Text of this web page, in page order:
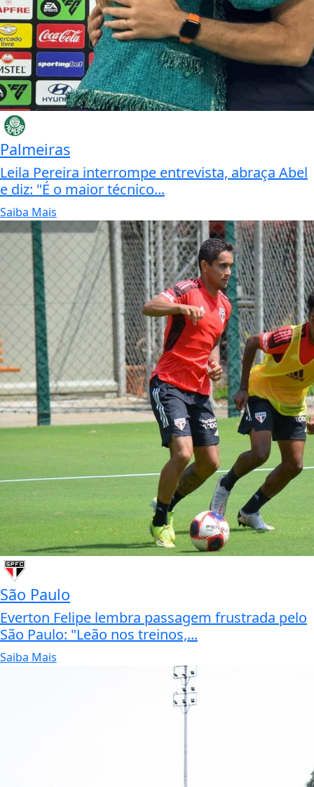
Palmeiras
Leila Pereira interrompe entrevista, abraça Abel
e diz: "É o maior técnico...
Saiba Mais
São Paulo
Everton Felipe lembra passagem frustrada pelo
São Paulo: "Leão nos treinos,...
Saiba Mais